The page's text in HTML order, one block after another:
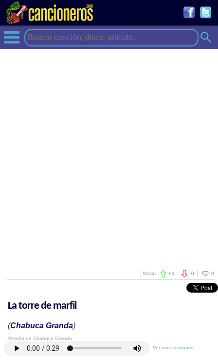
0
-0
Vota: +1
La torre de marfil
(Chabuca Granda)
Versión de Chabuca Granda
Ver más versiones